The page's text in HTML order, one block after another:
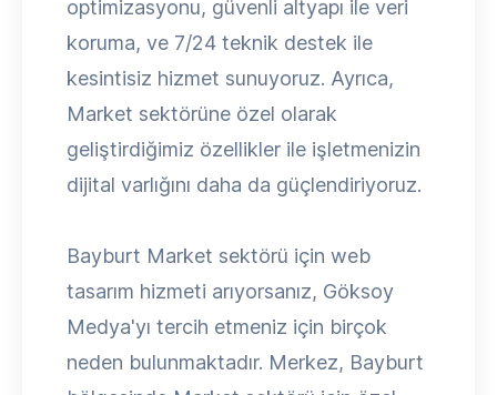
optimizasyonu, güvenli altyapı ile veri
koruma, ve 7/24 teknik destek ile
kesintisiz hizmet sunuyoruz. Ayrıca,
Market sektörüne özel olarak
geliştirdiğimiz özellikler ile işletmenizin
dijital varlığını daha da güçlendiriyoruz.
Bayburt Market sektörü için web
tasarım hizmeti arıyorsanız, Göksoy
Medya'yı tercih etmeniz için birçok
neden bulunmaktadır. Merkez, Bayburt